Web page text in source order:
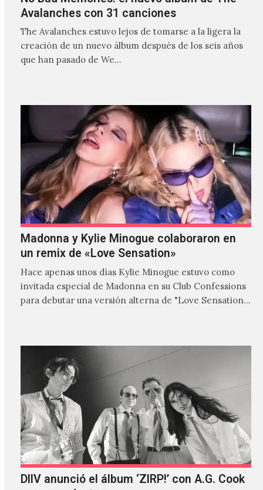
Avalanches con 31 canciones
The Avalanches estuvo lejos de tomarse a la ligera la
creación de un nuevo álbum después de los seis años
que han pasado de We…
Madonna y Kylie Minogue colaboraron en
un remix de «Love Sensation»
Hace apenas unos días Kylie Minogue estuvo como
invitada especial de Madonna en su Club Confessions
para debutar una versión alterna de "Love Sensation",
DIIV anunció el álbum ‘ZIRP!’ con A.G. Cook